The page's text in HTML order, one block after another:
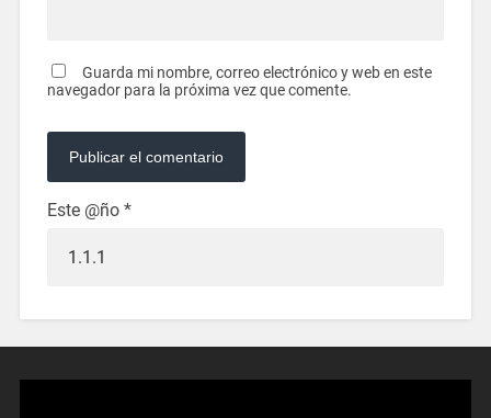
Guarda mi nombre, correo electrónico y web en este
navegador para la próxima vez que comente.
Este @ño *